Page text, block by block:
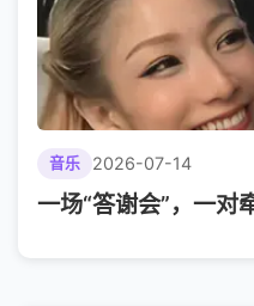
音乐 2026-07-14
一场“答谢会”，一对